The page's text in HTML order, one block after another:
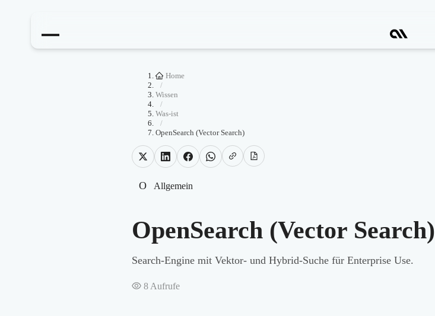
Home
/
Wissen
/
Was-ist
/
OpenSearch (Vector Search)
O Allgemein
OpenSearch (Vector Search)
Search-Engine mit Vektor- und Hybrid-Suche für Enterprise Use.
8 Aufrufe